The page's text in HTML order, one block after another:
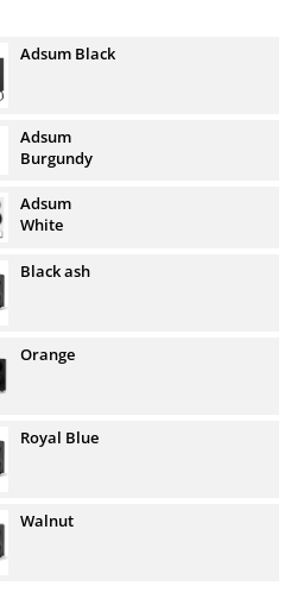
Adsum Black
Adsum
Burgundy
Adsum
White
Black ash
Orange
Royal Blue
Walnut